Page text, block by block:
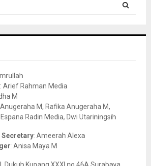
: Arief Rahman Media
M
M, Rafika Anugeraha M,
Radin Media, Dwi Utariningsih
: Ameerah Alexa
: Anisa Maya M